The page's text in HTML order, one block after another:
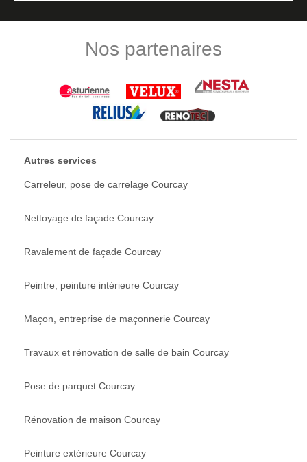
Nos partenaires
Autres services
Carreleur, pose de carrelage Courcay
Nettoyage de façade Courcay
Ravalement de façade Courcay
Peintre, peinture intérieure Courcay
Maçon, entreprise de maçonnerie Courcay
Travaux et rénovation de salle de bain Courcay
Pose de parquet Courcay
Rénovation de maison Courcay
Peinture extérieure Courcay